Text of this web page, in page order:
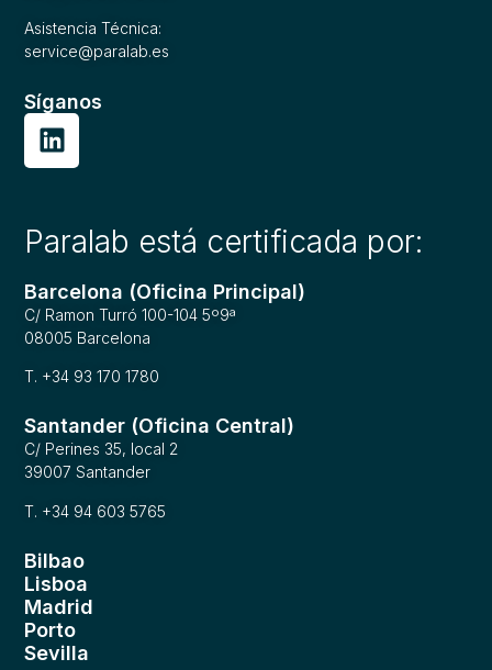
Asistencia Técnica:
service@paralab.es
Síganos
Paralab está certificada por:
Barcelona (Oficina Principal)
C/ Ramon Turró 100-104 5º9ª
08005 Barcelona
T. +34 93 170 1780
Santander (Oficina Central)
C/ Perines 35, local 2
39007 Santander
T. +34 94 603 5765
Bilbao
Lisboa
Madrid
Porto
Sevilla